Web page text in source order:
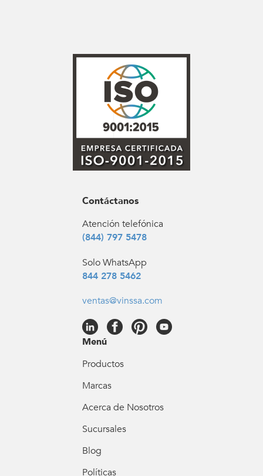
Contáctanos
Atención telefónica
(844) 797 5478
Solo WhatsApp
844 278 5462
ventas@vinssa.com
Menú
Productos
Marcas
Acerca de Nosotros
Sucursales
Blog
Políticas